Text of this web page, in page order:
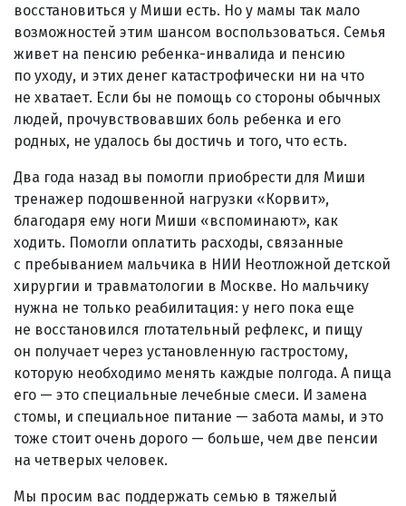
восстановиться у Миши есть. Но у мамы так мало
возможностей этим шансом воспользоваться. Семья
живет на пенсию ребенка-инвалида и пенсию
по уходу, и этих денег катастрофически ни на что
не хватает. Если бы не помощь со стороны обычных
людей, прочувствовавших боль ребенка и его
родных, не удалось бы достичь и того, что есть.
Два года назад вы помогли приобрести для Миши
тренажер подошвенной нагрузки «Корвит»,
благодаря ему ноги Миши «вспоминают», как
ходить. Помогли оплатить расходы, связанные
с пребыванием мальчика в НИИ Неотложной детской
хирургии и травматологии в Москве. Но мальчику
нужна не только реабилитация: у него пока еще
не восстановился глотательный рефлекс, и пищу
он получает через установленную гастростому,
которую необходимо менять каждые полгода. А пища
его — это специальные лечебные смеси. И замена
стомы, и специальное питание — забота мамы, и это
тоже стоит очень дорого — больше, чем две пенсии
на четверых человек.
Мы просим вас поддержать семью в тяжелый